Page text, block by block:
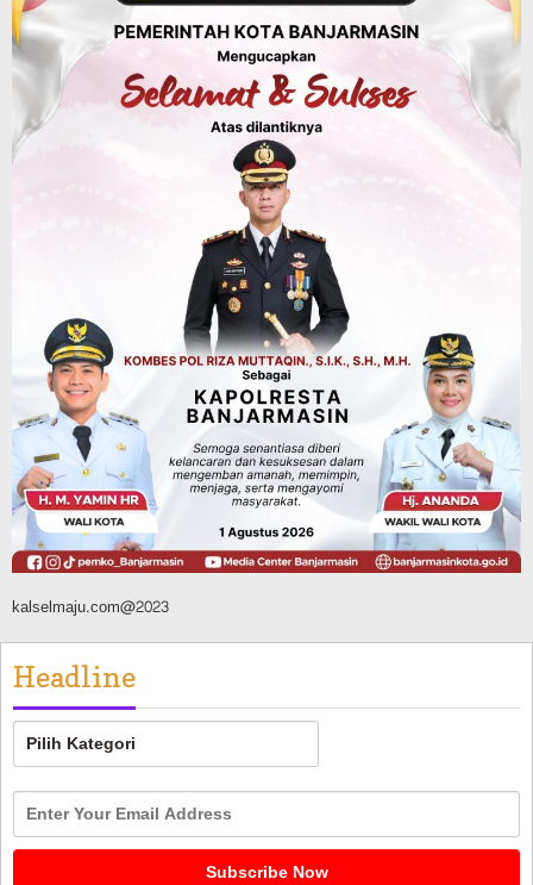
Agustus 9, 2026
Budaya & Pariwisata
Bunda PAUD Banjarmasin Ajak Anak
Belajar Sambil Lihat Satwa, Jelajah
Literasi di Taman Jahri Saleh
Pemkab Balangan
28 Pelajar Halong Balangan Jalani
Latihan Intensif Paskibraka, Ditempa
TNI-Polri Sambut HUT ke-81 RI
Agustus 9, 2026
kalselmaju.com@2023
Headline
Headline